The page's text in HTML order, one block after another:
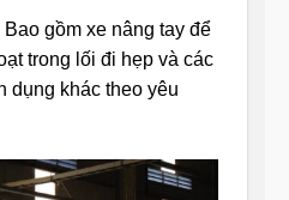
Bao gồm xe nâng tay để
trong lối đi hẹp và các
dụng khác theo yêu